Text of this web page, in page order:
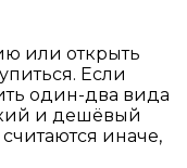
или открыть
Если
один-два вида
и дешёвый
считаются иначе,